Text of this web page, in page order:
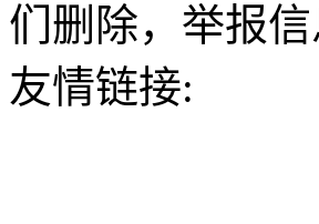
们删除，举报
友情链接: